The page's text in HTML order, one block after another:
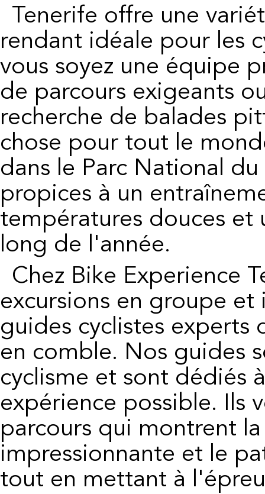
Tenerife offre une variété de climats et de terrains, la
rendant idéale pour les
vous soyez une équipe
de parcours exigeants
recherche de balades
chose pour tout le
dans le Parc National
propices à un
températures douces
long de l'année.
Chez Bike Experience Tenerife, nous proposons des
excursions en groupe
guides cyclistes
en comble. Nos guides
cyclisme et sont dédiés
expérience possible. Ils
parcours qui montrent
impressionnante et le
tout en mettant à